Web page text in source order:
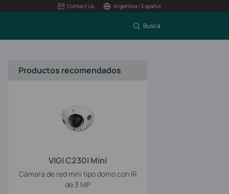
Contact Us Argentina / Español
Busca
Productos recomendados
VIGI C230I Mini
Cámara de red mini tipo domo con IR
de 3 MP